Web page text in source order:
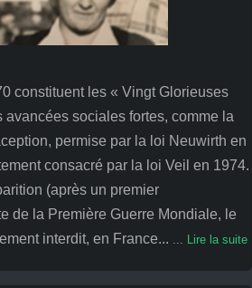
constituent les « Vingt Glorieuses
avancées sociales fortes, comme la
permise par la loi Neuwirth en
consacré par la loi Veil en 1974.
(après un premier
de la Première Guerre Mondiale, le
interdit, en France... ... Lire la suite